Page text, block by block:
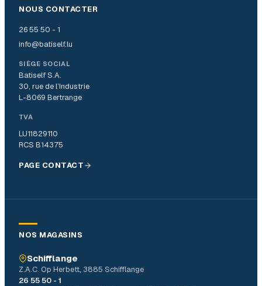
NOUS CONTACTER
26 55 50 - 1
info@batiself.lu
SIÈGE SOCIAL
Batiself S.A.
30, rue de l’Industrie
L-8069 Bertrange
TVA
LU11829110
RCS B14375
PAGE CONTACT
NOS MAGASINS
Schifflange
Z.A.C. Op Herbett, 3885 Schifflange
26 55 50 - 1